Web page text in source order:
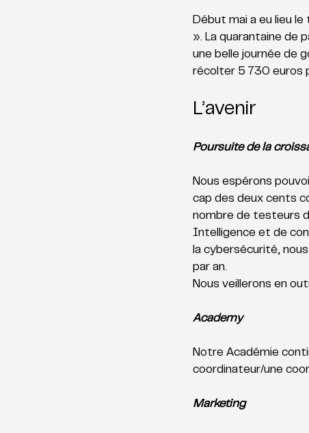
Début mai a eu lieu
». La quarantaine de
une belle journée de
récolter 5 730 euros
L’avenir
Poursuite de la
Nous espérons
cap des deux cents
nombre de testeurs
Intelligence et de
la cybersécurité,
par an.
Nous veillerons en
Academy
Notre Académie
coordinateur/une
Marketing